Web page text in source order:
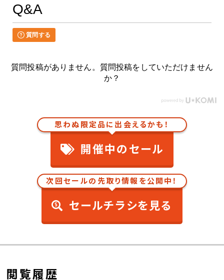
Q&A
質問する
質問投稿がありません。質問投稿をしていただけません
か？
思わぬ限定品に出会えるかも！
開催中のセール
次回セールの先取り情報を公開中！
セールチラシを見る
閲覧履歴